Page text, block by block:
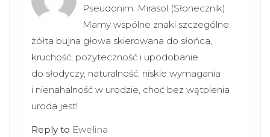
Pseudonim: Mirasol (Słonecznik)
Mamy wspólne znaki szczególne:
żółta bujna głowa skierowana do słońca,
kruchość, pożyteczność i upodobanie
do słodyczy, naturalność, niskie wymagania
i nienahalność w urodzie, choć bez wątpienia
uroda jest!
Reply to Ewelina